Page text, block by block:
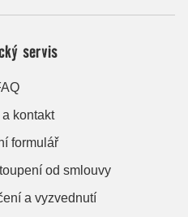
servis
a kontakt
formulář
od smlouvy
a vyzvednutí